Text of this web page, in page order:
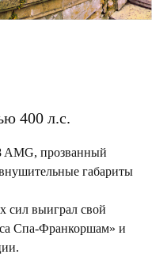
400 л.с.
AMG, прозванный
габариты
сил выиграл свой
Спа-Франкоршам» и